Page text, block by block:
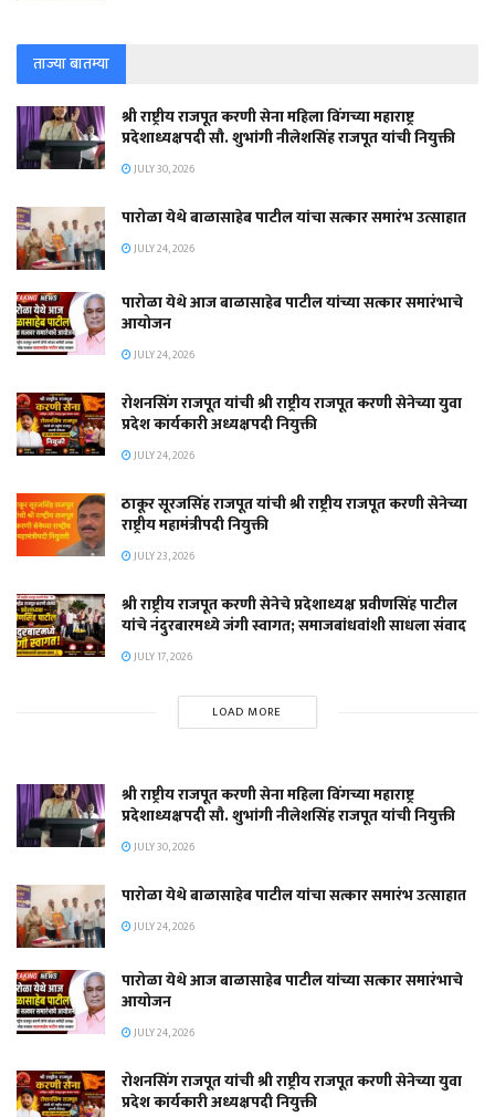
ताज्या बातम्या
श्री राष्ट्रीय राजपूत करणी सेना महिला विंगच्या महाराष्ट्र
प्रदेशाध्यक्षपदी सौ. शुभांगी नीलेशसिंह राजपूत यांची नियुक्ती
JULY 30, 2026
पारोळा येथे बाळासाहेब पाटील यांचा सत्कार समारंभ उत्साहात
JULY 24, 2026
पारोळा येथे आज बाळासाहेब पाटील यांच्या सत्कार समारंभाचे
आयोजन
JULY 24, 2026
रोशनसिंग राजपूत यांची श्री राष्ट्रीय राजपूत करणी सेनेच्या युवा
प्रदेश कार्यकारी अध्यक्षपदी नियुक्ती
JULY 24, 2026
ठाकूर सूरजसिंह राजपूत यांची श्री राष्ट्रीय राजपूत करणी सेनेच्या
राष्ट्रीय महामंत्रीपदी नियुक्ती
JULY 23, 2026
श्री राष्ट्रीय राजपूत करणी सेनेचे प्रदेशाध्यक्ष प्रवीणसिंह पाटील
यांचे नंदुरबारमध्ये जंगी स्वागत; समाजबांधवांशी साधला संवाद
JULY 17, 2026
LOAD MORE
श्री राष्ट्रीय राजपूत करणी सेना महिला विंगच्या महाराष्ट्र
प्रदेशाध्यक्षपदी सौ. शुभांगी नीलेशसिंह राजपूत यांची नियुक्ती
JULY 30, 2026
पारोळा येथे बाळासाहेब पाटील यांचा सत्कार समारंभ उत्साहात
JULY 24, 2026
पारोळा येथे आज बाळासाहेब पाटील यांच्या सत्कार समारंभाचे
आयोजन
JULY 24, 2026
रोशनसिंग राजपूत यांची श्री राष्ट्रीय राजपूत करणी सेनेच्या युवा
प्रदेश कार्यकारी अध्यक्षपदी नियुक्ती